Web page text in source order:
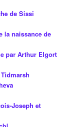
de Sissi
la naissance de
par Arthur Elgort
Joseph et